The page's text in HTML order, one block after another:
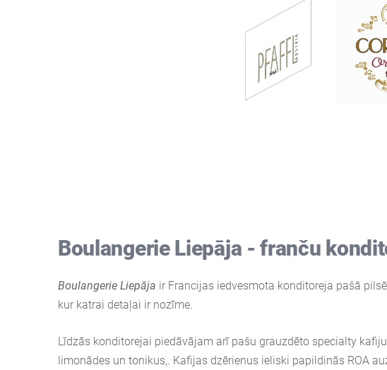
Boulangerie Liepāja - franču
Boulangerie Liepāja ir Francijas iedvesmota konditoreja pašā
kur katrai detaļai ir nozīme.
Līdzās konditorejai piedāvājam arī pašu grauzdēto specialty kafiju
limonādes un tonikus,. Kafijas dzērienus ieliski papildinās ROA